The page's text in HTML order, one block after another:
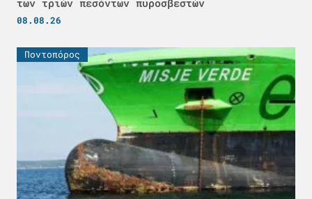
των τριών πεσόντων πυροσβεστών
08.08.26
Ποντοπόρος